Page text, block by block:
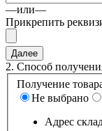
—или—
Прикрепить
2. Способ
Получение
Не выбрано
Адрес